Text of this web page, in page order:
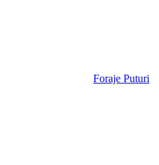
Foraje Puturi